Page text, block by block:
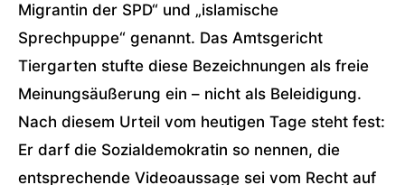
Migrantin der SPD“ und „islamische
Sprechpuppe“ genannt. Das Amtsgericht
Tiergarten stufte diese Bezeichnungen als freie
Meinungsäußerung ein – nicht als Beleidigung.
Nach diesem Urteil vom heutigen Tage steht fest:
Er darf die Sozialdemokratin so nennen, die
entsprechende Videoaussage sei vom Recht auf